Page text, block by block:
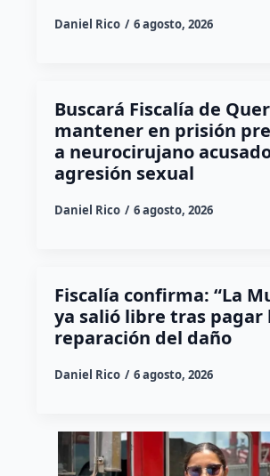
Daniel Rico 6 agosto, 2026
Buscará Fiscalía de
mantener en prisión
a neurocirujano
agresión sexual
Daniel Rico 6 agosto, 2026
Fiscalía confirma: “La
ya salió libre tras pagar
reparación del daño
Daniel Rico 6 agosto, 2026